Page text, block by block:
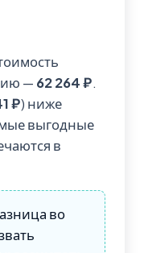
— 62 264 ₽.
₽) ниже
выгодные
в
во